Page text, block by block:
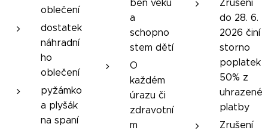
oblečení
dostatek
náhradní
ho
oblečení
pyžámko
a plyšák
na spaní
ben věku
a
schopno
stem dětí
O
každém
úrazu či
zdravotní
m
Zrušení
do 28. 6.
2026 činí
storno
poplatek
50% z
uhrazené
platby
Zrušení